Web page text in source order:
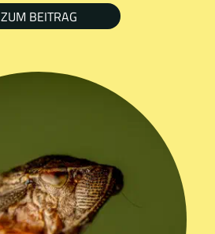
ZUM BEITRAG